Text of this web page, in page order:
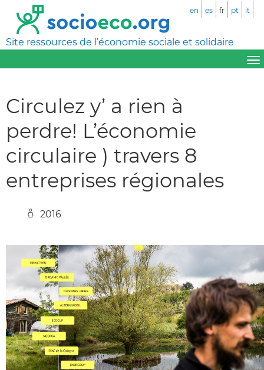
Site ressources de l’économie sociale et solidaire
en es fr pt it
Circulez y’ a rien à
perdre! L’économie
circulaire ) travers 8
entreprises régionales
2016